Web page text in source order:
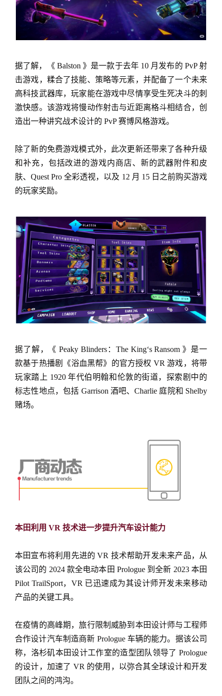
据了解，《 Balston 》是一款于去年 10 月发布的 PvP 射
击游戏，糅合了技能、策略等元素，并配备了一个未来
高科技武器库，玩家能在游戏中尽情享受生死决斗的刺
激快感。该游戏将慢动作射击与近距离格斗相结合，创
造出一种讲究战术设计的 PvP 赛博风格游戏。
除了新的免费游戏模式外，此次更新还带来了各种升级
和补充，包括改进的游戏内商店、新的武器附件和皮
肤、Quest Pro 全彩透视，以及 12 月 15 日之前购买游戏
的玩家奖励。
据了解，《 Peaky Blinders：The King‘s Ransom 》是一
款基于热播剧《浴血黑帮》的官方授权 VR 游戏，将带
玩家踏上 1920 年代伯明翰和伦敦的街道，探索剧中的
标志性地点，包括 Garrison 酒吧、Charlie 庭院和 Shelby
赌场。
本田利用 VR 技术进一步提升汽车设计能力
本田宣布将利用先进的 VR 技术帮助开发未来产品，从
该公司的 2024 款全电动本田 Prologue 到全新 2023 本田
Pilot TrailSport，VR 已迅速成为其设计师开发未来移动
产品的关键工具。
在疫情的高峰期，旅行限制威胁到本田设计师与工程师
合作设计汽车制造商新 Prologue 车辆的能力。据该公司
称，洛杉矶本田设计工作室的造型团队领导了 Prologue
的设计，加速了 VR 的使用，以弥合其全球设计和开发
团队之间的鸿沟。